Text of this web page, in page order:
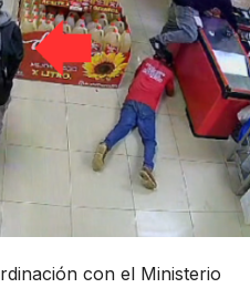
con el Ministerio